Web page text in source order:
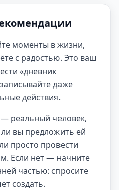
моменты в жизни,
с радостью. Это ваш
«дневник
даже
действия.
— реальный человек,
вы предложить ей
просто провести
Если нет — начните
частью: спросите
создать.